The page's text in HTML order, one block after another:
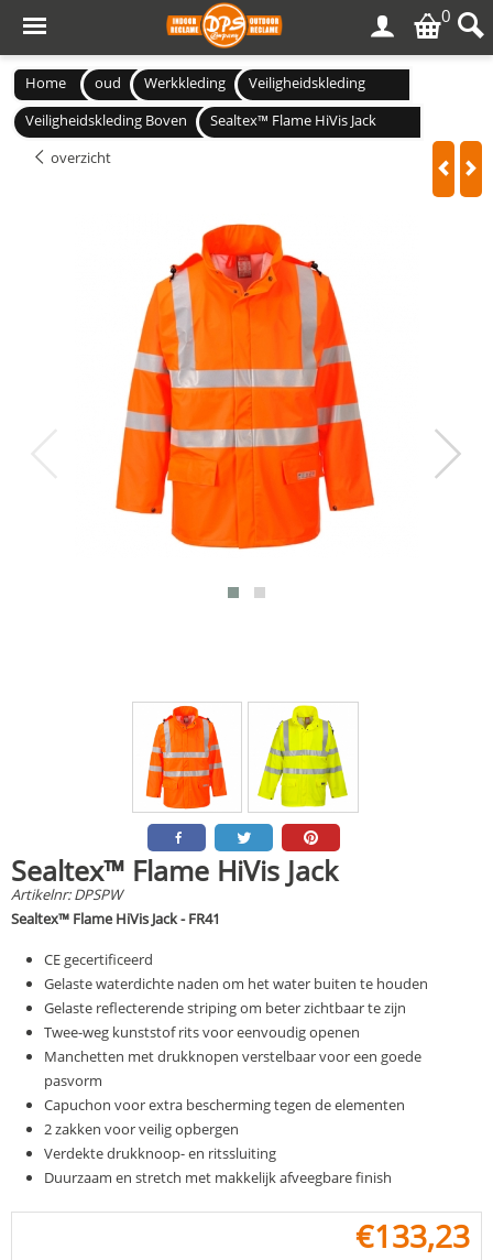
0
Home oud Werkkleding
Veiligheidskleding
Veiligheidskleding Boven
Sealtex™ Flame HiVis Jack
overzicht
Sealtex™ Flame HiVis Jack
Artikelnr: DPSPW
Sealtex™ Flame HiVis Jack - FR41
CE gecertificeerd
Gelaste waterdichte naden om het water buiten te houden
Gelaste reflecterende striping om beter zichtbaar te zijn
Twee-weg kunststof rits voor eenvoudig openen
Manchetten met drukknopen verstelbaar voor een goede
pasvorm
Capuchon voor extra bescherming tegen de elementen
2 zakken voor veilig opbergen
Verdekte drukknoop- en ritssluiting
Duurzaam en stretch met makkelijk afveegbare finish
€133,23